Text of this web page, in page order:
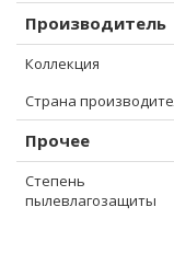
Производитель
Коллекция
Страна
Прочее
Степень
пылевлагозащиты